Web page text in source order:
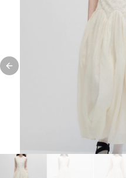
Previous slide